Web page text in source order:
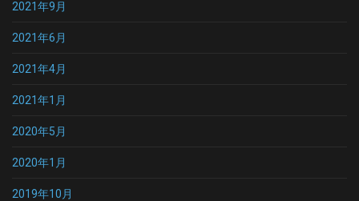
2021年9月
2021年6月
2021年4月
2021年1月
2020年5月
2020年1月
2019年10月